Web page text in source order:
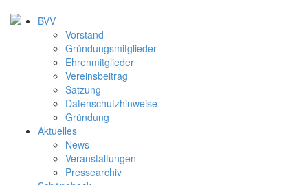
BVV
Vorstand
Gründungsmitglieder
Ehrenmitglieder
Vereinsbeitrag
Satzung
Datenschutzhinweise
Gründung
Aktuelles
News
Veranstaltungen
Pressearchiv